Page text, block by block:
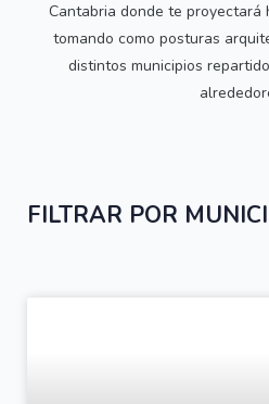
Cantabria donde te proyectará
tomando como posturas
distintos municipios
FILTRAR POR